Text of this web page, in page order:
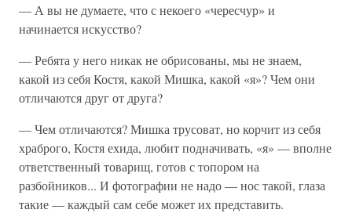
— А вы не думаете, что с некоего «чересчур» и
начинается искусство?
— Ребята у него никак не обрисованы, мы не знаем,
какой из себя Костя, какой Мишка, какой «я»? Чем они
отличаются друг от друга?
— Чем отличаются? Мишка трусоват, но корчит из себя
храброго, Костя ехида, любит подначивать, «я» — вполне
ответственный товарищ, готов с топором на
разбойников... И фотографии не надо — нос такой, глаза
такие — каждый сам себе может их представить.